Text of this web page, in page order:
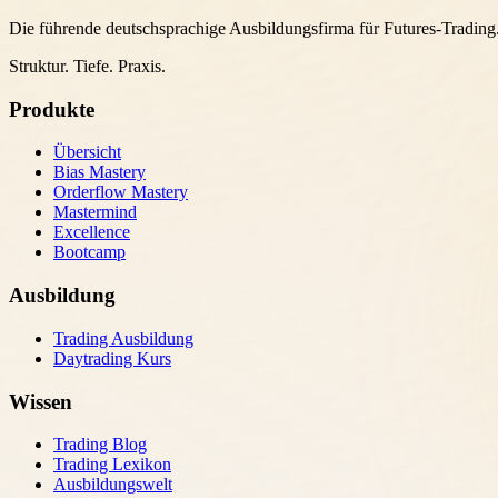
Die führende deutschsprachige Ausbildungsfirma für Futures-
Struktur. Tiefe. Praxis.
Produkte
Übersicht
Bias Mastery
Orderflow Mastery
Mastermind
Excellence
Bootcamp
Ausbildung
Trading Ausbildung
Daytrading Kurs
Wissen
Trading Blog
Trading Lexikon
Ausbildungswelt